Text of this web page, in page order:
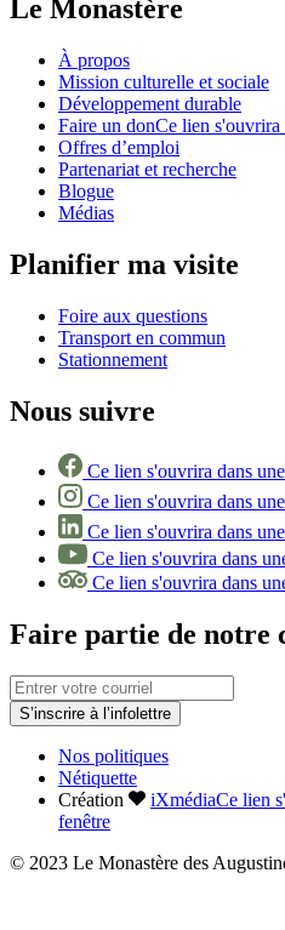
Le Monastère
À propos
Mission culturelle et sociale
Développement durable
Faire un donCe lien s'ouvrira
Offres d’emploi
Partenariat et recherche
Blogue
Médias
Planifier ma visite
Foire aux questions
Transport en commun
Stationnement
Nous suivre
Ce lien s'ouvrira dans
Ce lien s'ouvrira dans
Ce lien s'ouvrira dans
Ce lien s'ouvrira dans
Ce lien s'ouvrira dans
Faire partie de notre
S’inscrire à l’infolettre
Nos politiques
Nétiquette
Création
iXmédiaCe lien
fenêtre
© 2023 Le Monastère des